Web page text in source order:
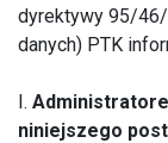
dyrektywy 95/
danych) PTK
I.
niniejszego